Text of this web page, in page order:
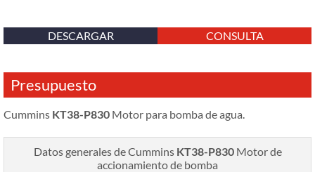
DESCARGAR CONSULTA
Presupuesto
Cummins KT38-P830 Motor para bomba de agua.
Datos generales de Cummins KT38-P830 Motor de
accionamiento de bomba